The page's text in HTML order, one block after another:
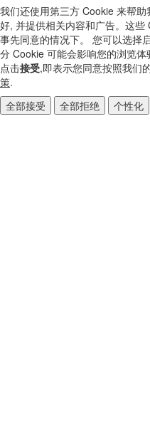
我们还使用第三方 Cookie 来帮
好, 并提供相关内容和广告。这
事先同意的情况下。 您可以选择
分 Cookie 可能会影响您的浏览体
点击接受,即表示您同意按照我们
策.
全部接受
全部拒绝 个性化